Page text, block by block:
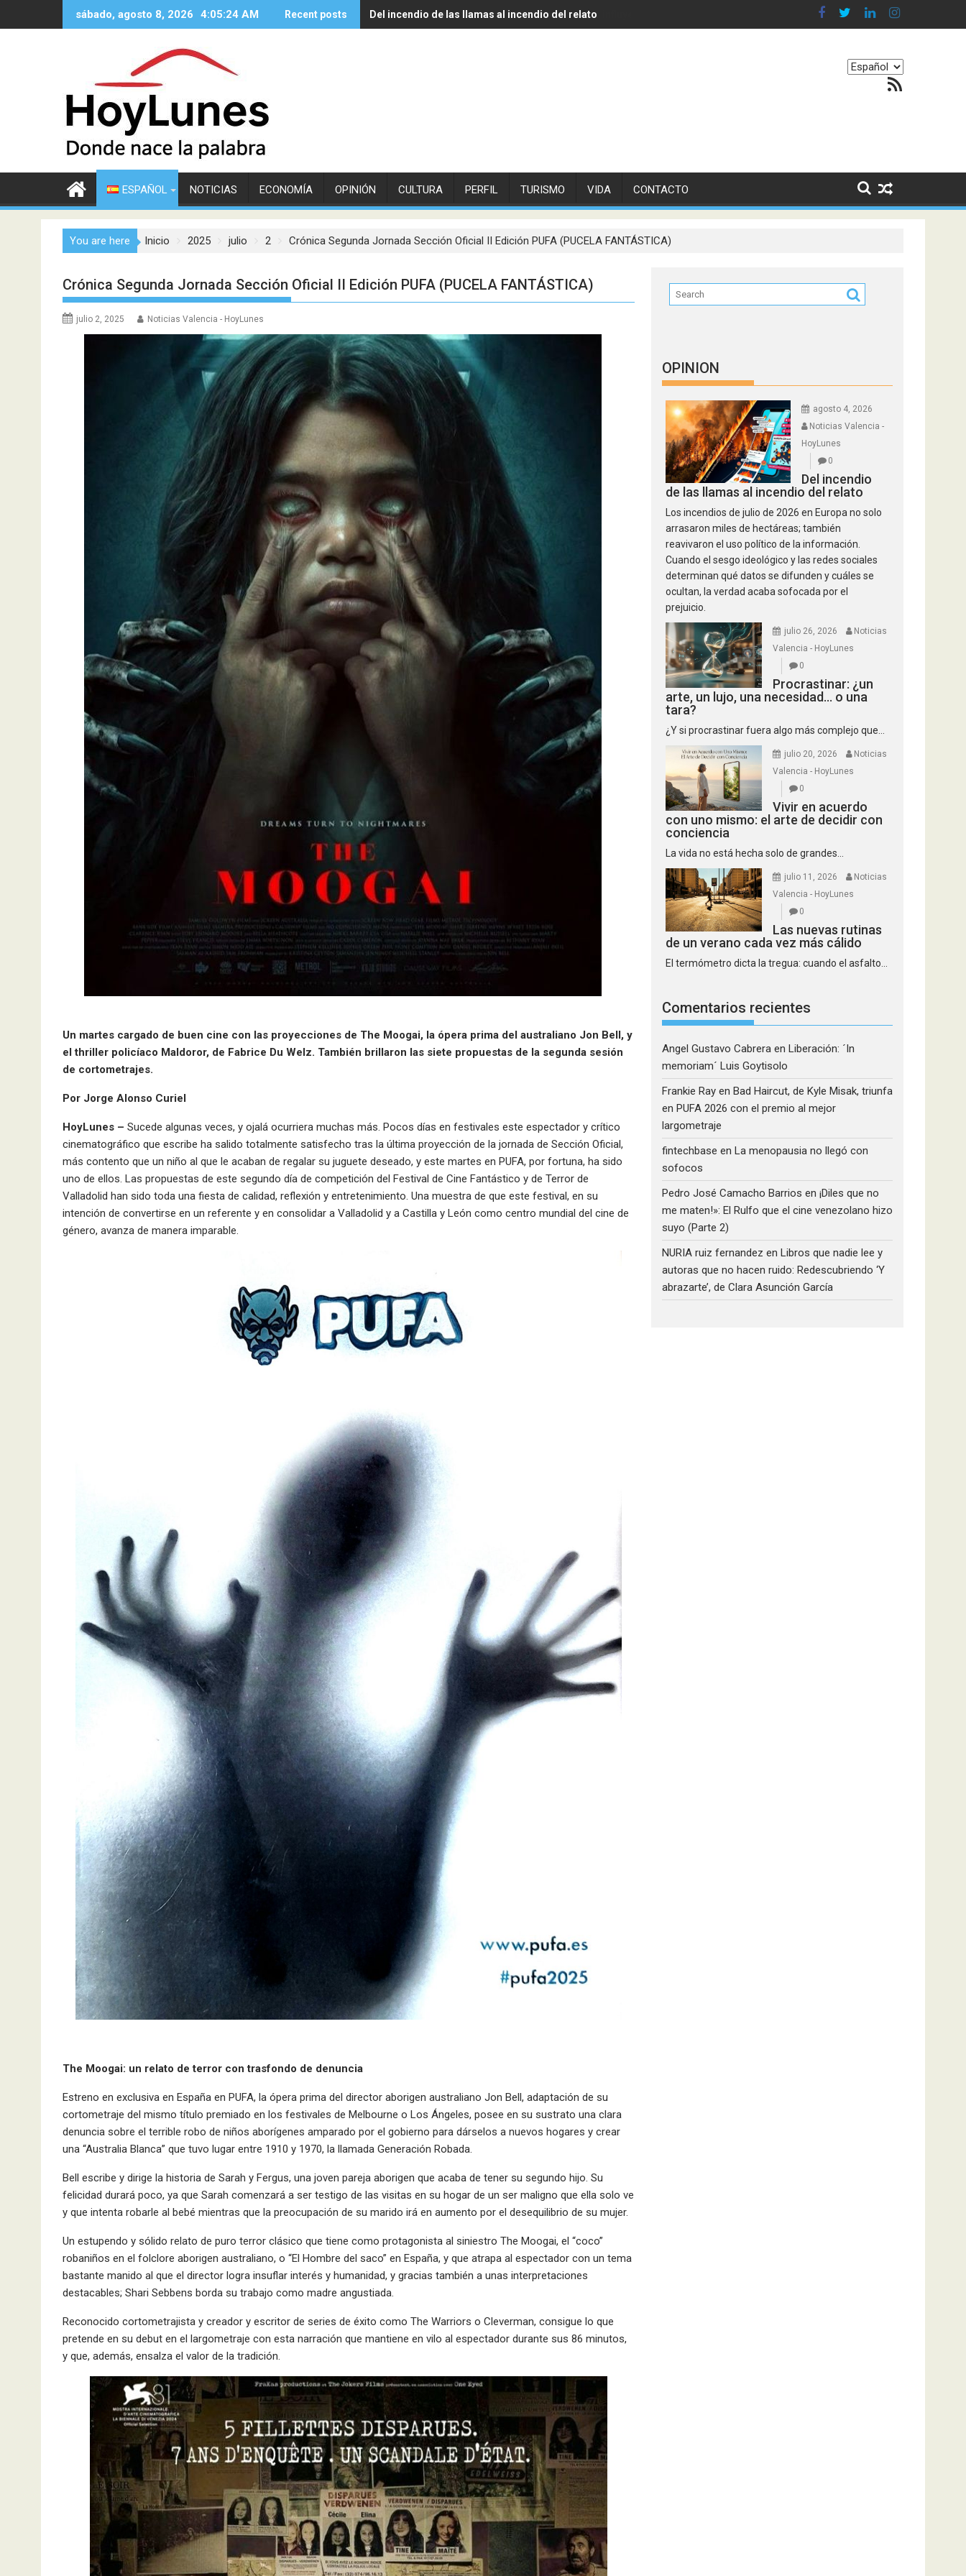
sábado, agosto 8, 2026 4:05:26 AM Recent posts Del incendio de las llamas al incendio del relato
Experto de Vithas explica cómo las olas de calor influyen en nuestro equilibrio emocional
Elegir
Feed RSS
ESPAÑOL NOTICIAS ECONOMÍA OPINIÓN CULTURA PERFIL TURISMO VIDA CONTACTO
You are here Inicio 2025 julio 2 Crónica Segunda Jornada Sección Oficial II Edición PUFA (PUCELA FANTÁSTICA)
Crónica Segunda Jornada Sección Oficial II Edición PUFA (PUCELA FANTÁSTICA)
julio 2, 2025 Noticias Valencia - HoyLunes
Un martes cargado de buen cine con las proyecciones de The Moogai, la ópera prima del australiano Jon Bell, y
el thriller policíaco Maldoror, de Fabrice Du Welz. También brillaron las siete propuestas de la segunda sesión
de cortometrajes.
Por Jorge Alonso Curiel
HoyLunes – Sucede algunas veces, y ojalá ocurriera muchas más. Pocos días en festivales este espectador y crítico
cinematográfico que escribe ha salido totalmente satisfecho tras la última proyección de la jornada de Sección Oficial,
más contento que un niño al que le acaban de regalar su juguete deseado, y este martes en PUFA, por fortuna, ha sido
uno de ellos. Las propuestas de este segundo día de competición del Festival de Cine Fantástico y de Terror de
Valladolid han sido toda una fiesta de calidad, reflexión y entretenimiento. Una muestra de que este festival, en su
intención de convertirse en un referente y en consolidar a Valladolid y a Castilla y León como centro mundial del cine de
género, avanza de manera imparable.
The Moogai: un relato de terror con trasfondo de denuncia
Estreno en exclusiva en España en PUFA, la ópera prima del director aborigen australiano Jon Bell, adaptación de su
cortometraje del mismo título premiado en los festivales de Melbourne o Los Ángeles, posee en su sustrato una clara
denuncia sobre el terrible robo de niños aborígenes amparado por el gobierno para dárselos a nuevos hogares y crear
una “Australia Blanca” que tuvo lugar entre 1910 y 1970, la llamada Generación Robada.
Bell escribe y dirige la historia de Sarah y Fergus, una joven pareja aborigen que acaba de tener su segundo hijo. Su
felicidad durará poco, ya que Sarah comenzará a ser testigo de las visitas en su hogar de un ser maligno que ella solo ve
y que intenta robarle al bebé mientras que la preocupación de su marido irá en aumento por el desequilibrio de su mujer.
Un estupendo y sólido relato de puro terror clásico que tiene como protagonista al siniestro The Moogai, el “coco”
robaniños en el folclore aborigen australiano, o “El Hombre del saco” en España, y que atrapa al espectador con un tema
bastante manido al que el director logra insuflar interés y humanidad, y gracias también a unas interpretaciones
destacables; Shari Sebbens borda su trabajo como madre angustiada.
Reconocido cortometrajista y creador y escritor de series de éxito como The Warriors o Cleverman, consigue lo que
pretende en su debut en el largometraje con esta narración que mantiene en vilo al espectador durante sus 86 minutos,
y que, además, ensalza el valor de la tradición.
OPINION
agosto 4, 2026
Noticias Valencia -
HoyLunes
0
Del incendio
de las llamas al incendio del relato
Los incendios de julio de 2026 en Europa no solo
arrasaron miles de hectáreas; también
reavivaron el uso político de la información.
Cuando el sesgo ideológico y las redes sociales
determinan qué datos se difunden y cuáles se
ocultan, la verdad acaba sofocada por el
prejuicio.
julio 26, 2026
Noticias
Valencia - HoyLunes
0
Procrastinar: ¿un
arte, un lujo, una necesidad… o una
tara?
¿Y si procrastinar fuera algo más complejo que...
julio 20, 2026
Noticias
Valencia - HoyLunes
0
Vivir en acuerdo
con uno mismo: el arte de decidir con
conciencia
La vida no está hecha solo de grandes...
julio 11, 2026
Noticias
Valencia - HoyLunes
0
Las nuevas rutinas
de un verano cada vez más cálido
El termómetro dicta la tregua: cuando el asfalto...
Comentarios recientes
Angel Gustavo Cabrera en Liberación: ´In
memoriam´ Luis Goytisolo
Frankie Ray en Bad Haircut, de Kyle Misak, triunfa
en PUFA 2026 con el premio al mejor
largometraje
fintechbase en La menopausia no llegó con
sofocos
Pedro José Camacho Barrios en ¡Diles que no
me maten!»: El Rulfo que el cine venezolano hizo
suyo (Parte 2)
NURIA ruiz fernandez en Libros que nadie lee y
autoras que no hacen ruido: Redescubriendo ‘Y
abrazarte’, de Clara Asunción García